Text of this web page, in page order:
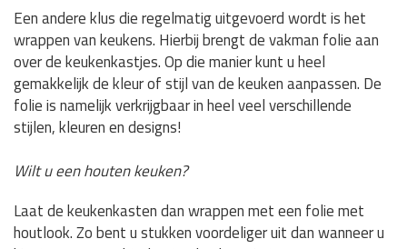
Een andere klus die regelmatig uitgevoerd wordt is het
wrappen van keukens. Hierbij brengt de vakman folie aan
over de keukenkastjes. Op die manier kunt u heel
gemakkelijk de kleur of stijl van de keuken aanpassen. De
folie is namelijk verkrijgbaar in heel veel verschillende
stijlen, kleuren en designs!
Wilt u een houten keuken?
Laat de keukenkasten dan wrappen met een folie met
houtlook. Zo bent u stukken voordeliger uit dan wanneer u